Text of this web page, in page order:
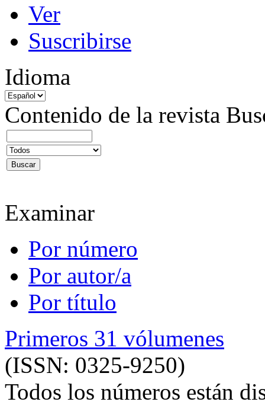
Ver
Suscribirse
Idioma
Contenido de la revista
Examinar
Por número
Por autor/a
Por título
Primeros 31 vólumenes
(ISSN: 0325-9250)
Todos los números están